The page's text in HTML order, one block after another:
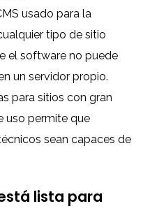
usado para la
tipo de sitio
el software no puede
un servidor propio.
para sitios con gran
uso permite que
sean capaces de
lista para